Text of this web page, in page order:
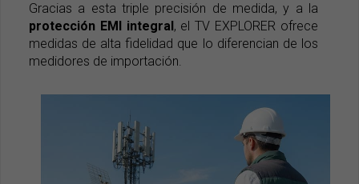
Gracias a esta triple precisión de medida, y a la
protección EMI integral, el TV EXPLORER ofrece
medidas de alta fidelidad que lo diferencian de los
medidores de importación.